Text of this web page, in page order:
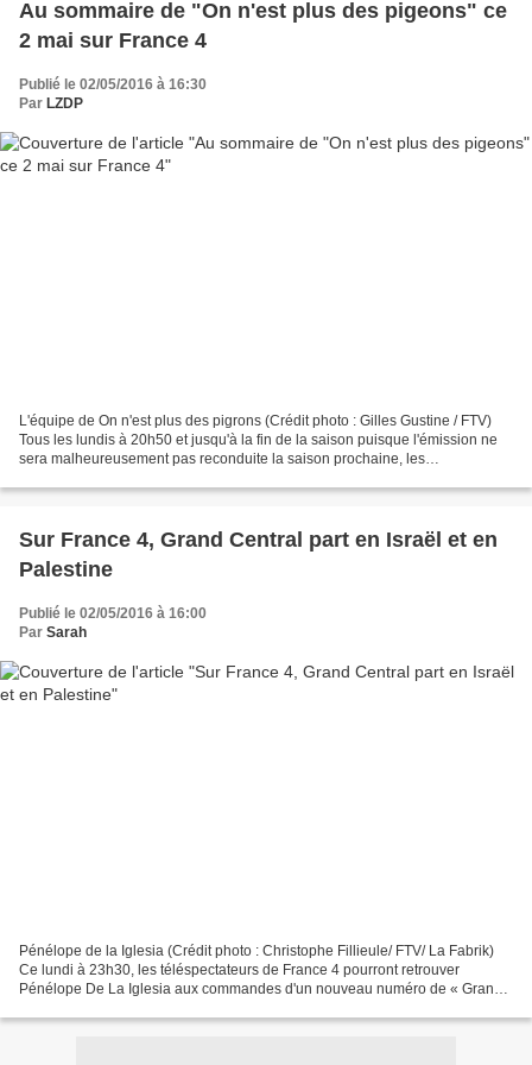
Au sommaire de "On n'est plus des pigeons" ce
2 mai sur France 4
Publié le 02/05/2016 à 16:30
Par LZDP
L'équipe de On n'est plus des pigrons (Crédit photo : Gilles Gustine / FTV)
Tous les lundis à 20h50 et jusqu'à la fin de la saison puisque l'émission ne
sera malheureusement pas reconduite la saison prochaine, les
Sur France 4, Grand Central part en Israël et en
Palestine
Publié le 02/05/2016 à 16:00
Par Sarah
Pénélope de la Iglesia (Crédit photo : Christophe Fillieule/ FTV/ La Fabrik)
Ce lundi à 23h30, les téléspectateurs de France 4 pourront retrouver
Pénélope De La Iglesia aux commandes d'un nouveau numéro de « Grand